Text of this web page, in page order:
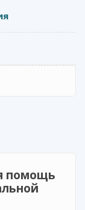
помощь